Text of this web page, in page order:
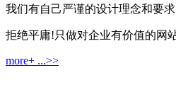
我们有自己严谨的设计理念和要
拒绝平庸!只做对企业有价值的网
more+ ...>>